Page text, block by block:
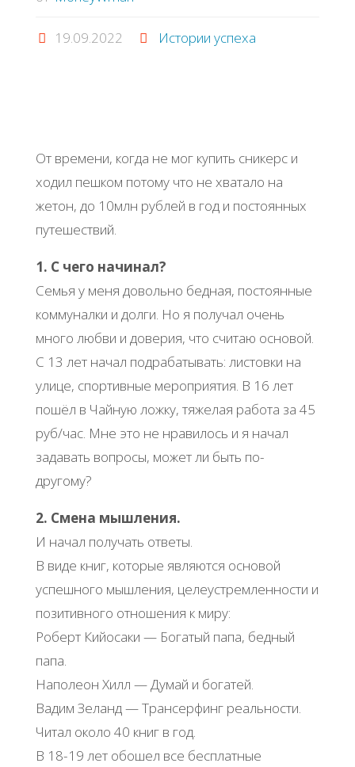
19.09.2022 Истории успеха
От времени, когда не мог купить сникерс и
ходил пешком потому что не хватало на
жетон, до 10млн рублей в год и постоянных
путешествий.
1. С чего начинал?
Семья у меня довольно бедная, постоянные
коммуналки и долги. Но я получал очень
много любви и доверия, что считаю основой.
С 13 лет начал подрабатывать: листовки на
улице, спортивные мероприятия. В 16 лет
пошёл в Чайную ложку, тяжелая работа за 45
руб/час. Мне это не нравилось и я начал
задавать вопросы, может ли быть по-
другому?
2. Смена мышления.
И начал получать ответы.
В виде книг, которые являются основой
успешного мышления, целеустремленности и
позитивного отношения к миру:
Роберт Кийосаки — Богатый папа, бедный
папа.
Наполеон Хилл — Думай и богатей.
Вадим Зеланд — Трансерфинг реальности.
Читал около 40 книг в год.
В 18-19 лет обошел все бесплатные